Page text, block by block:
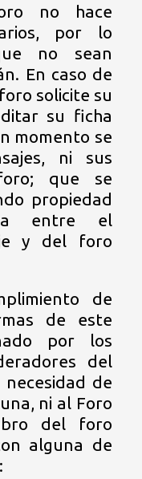
no hace
por lo
no sean
En caso de
solicite su
su ficha
momento se
ni sus
que se
propiedad
entre el
y del foro
de
de este
por los
del
necesidad de
ni al Foro
del foro
alguna de